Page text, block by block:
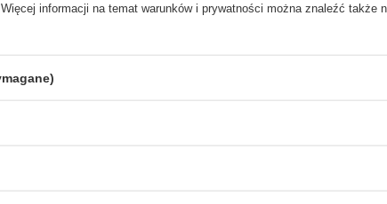
o produkcie(0)
informacji na temat warunków i prywatności można znaleźć także